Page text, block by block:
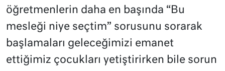
öğretmenlerin daha en başında “Bu
mesleği niye seçtim” sorusunu sorarak
başlamaları geleceğimizi emanet
ettiğimiz çocukları yetiştirirken bile sorun